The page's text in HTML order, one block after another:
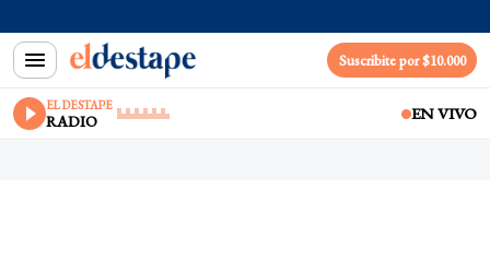
Suscribite por $10.000
EL DESTAPE
RADIO EN VIVO